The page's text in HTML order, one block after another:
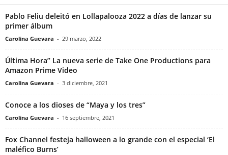
Pablo Feliu deleitó en Lollapalooza 2022 a días de lanzar su
primer álbum
Carolina Guevara - 29 marzo, 2022
Última Hora” La nueva serie de Take One Productions para
Amazon Prime Video
Carolina Guevara - 3 diciembre, 2021
Conoce a los dioses de “Maya y los tres”
Carolina Guevara - 16 septiembre, 2021
Fox Channel festeja halloween a lo grande con el especial ‘El
maléfico Burns’